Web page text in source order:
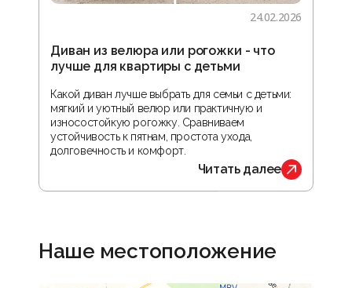
24.02.2026
Диван из велюра или рогожки - что
лучше для квартиры с детьми
Какой диван лучше выбрать для семьи с детьми:
мягкий и уютный велюр или практичную и
износостойкую рогожку. Сравниваем
устойчивость к пятнам, простота ухода,
долговечность и комфорт.
Читать далее
Наше местоположение